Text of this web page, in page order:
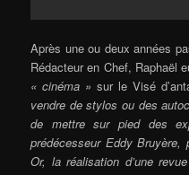
Après une ou deux années
Rédacteur en Chef, Raphaël
« cinéma » sur le Visé
vendre de stylos ou des
de mettre sur pied des
prédécesseur Eddy
Or, la réalisation d’une